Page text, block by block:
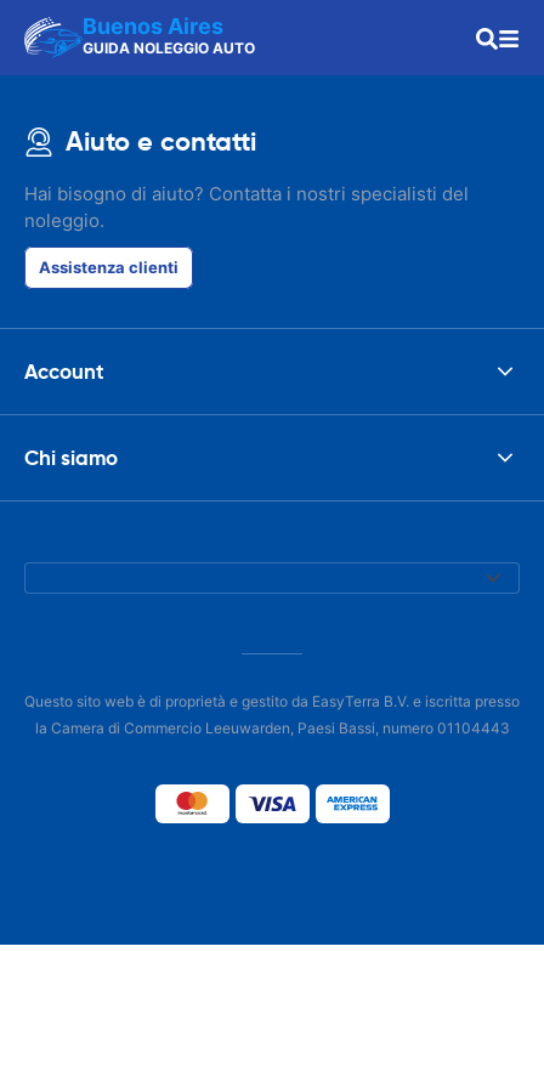
Buenos Aires
GUIDA NOLEGGIO AUTO
Aiuto e contatti
Hai bisogno di aiuto? Contatta i nostri specialisti del
noleggio.
Assistenza clienti
Account
Chi siamo
Questo sito web è di proprietà e gestito da EasyTerra B.V. e iscritta presso
la Camera di Commercio Leeuwarden, Paesi Bassi, numero 01104443